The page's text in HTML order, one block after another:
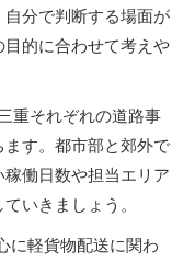
分で判断する場面が
的に合わせて考えや
重それぞれの道路事
す。都市部と郊外で
働日数や担当エリア
いきましょう。
に軽貨物配送に関わ